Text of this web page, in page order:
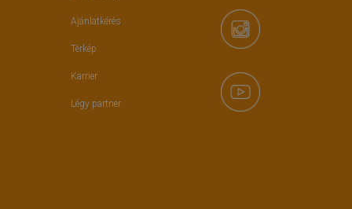
Ajánlatkérés
Térkép
Karrier
Légy partner